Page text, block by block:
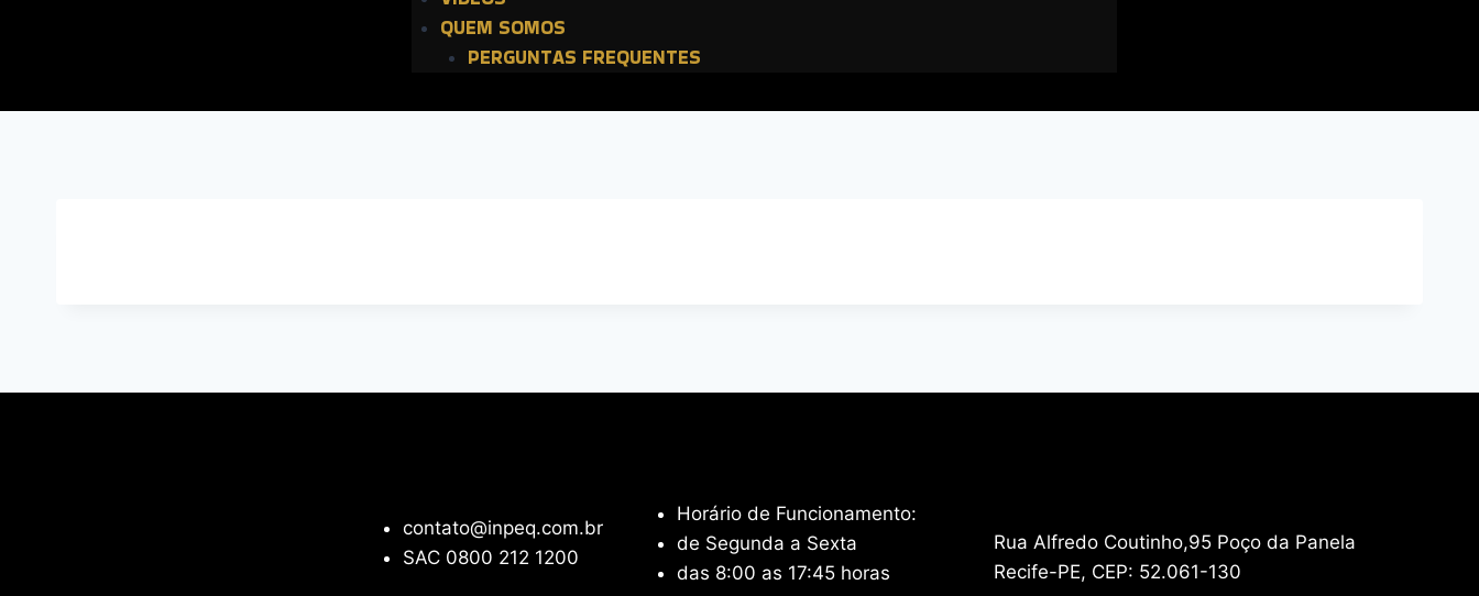
QUEM SOMOS
PERGUNTAS FREQUENTES
contato@inpeq.com.br
SAC 0800 212 1200
Horário de Funcionamento:
de Segunda a Sexta
das 8:00 as 17:45 horas
Rua Alfredo Coutinho,95 Poço da Panela
Recife-PE, CEP: 52.061-130